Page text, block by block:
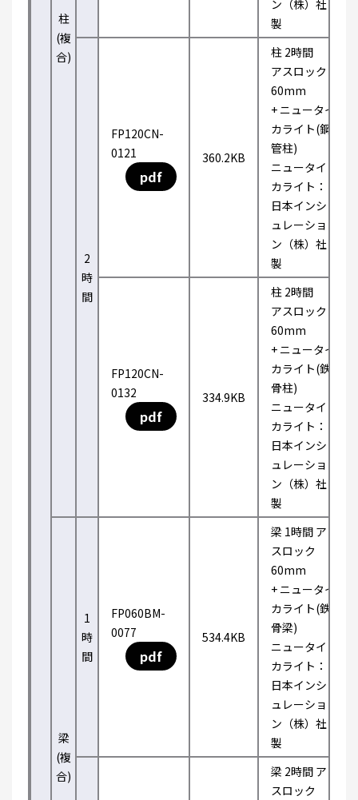
柱
(複
合)
ン（株）社
製
2
時
間
FP120CN-
0121
pdf
360.2KB
柱 2時間
アスロック
60mm
+ ニュータイ
カライト(鋼
管柱)
ニュータイ
カライト：
日本インシ
ュレーショ
ン（株）社
製
FP120CN-
0132
pdf
334.9KB
柱 2時間
アスロック
60mm
+ ニュータイ
カライト(鉄
骨柱)
ニュータイ
カライト：
日本インシ
ュレーショ
ン（株）社
製
梁
(複
合)
1
時
間
FP060BM-
0077
pdf
534.4KB
梁 1時間 ア
スロック
60mm
+ ニュータイ
カライト(鉄
骨梁)
ニュータイ
カライト：
日本インシ
ュレーショ
ン（株）社
製
梁 2時間 ア
スロック